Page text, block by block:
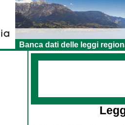
Banca dati delle leggi